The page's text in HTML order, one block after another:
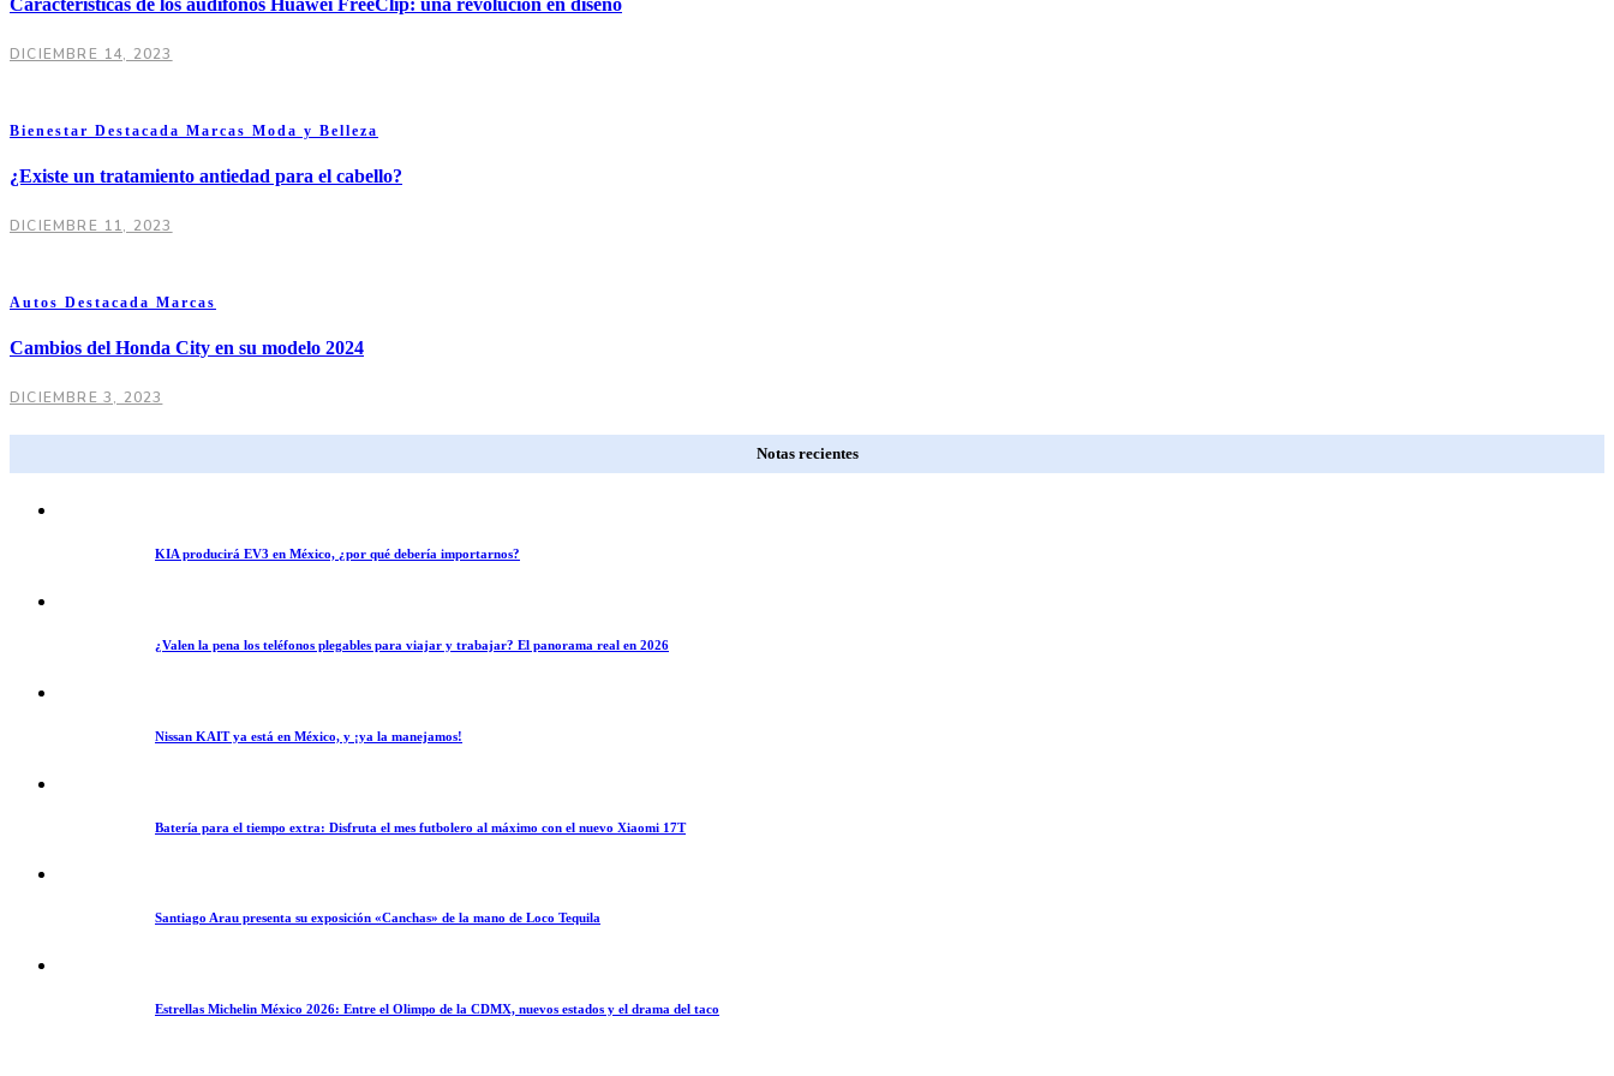
DICIEMBRE 14, 2023
Bienestar Destacada Marcas Moda y Belleza
¿Existe un tratamiento antiedad para el cabello?
DICIEMBRE 11, 2023
Autos Destacada Marcas
Cambios del Honda City en su modelo 2024
DICIEMBRE 3, 2023
Notas recientes
KIA producirá EV3 en México, ¿por qué debería importarnos?
¿Valen la pena los teléfonos plegables para viajar y trabajar? El panorama real en 2026
Nissan KAIT ya está en México, y ¡ya la manejamos!
Batería para el tiempo extra: Disfruta el mes futbolero al máximo con el nuevo Xiaomi 17T
Santiago Arau presenta su exposición «Canchas» de la mano de Loco Tequila
Estrellas Michelin México 2026: Entre el Olimpo de la CDMX, nuevos estados y el drama del taco